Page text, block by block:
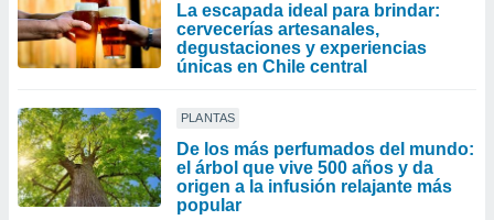
La escapada ideal para brindar:
cervecerías artesanales,
degustaciones y experiencias
únicas en Chile central
PLANTAS
De los más perfumados del mundo:
el árbol que vive 500 años y da
origen a la infusión relajante más
popular